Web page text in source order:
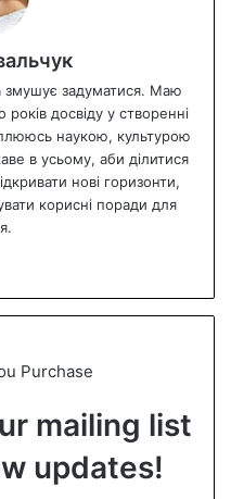
задуматися. Маю
років досвіду у створенні
наукою, культурою
в усьому, аби ділитися
нові горизонти,
корисні поради для
te
Purchase
mailing list
updates!